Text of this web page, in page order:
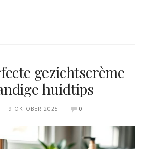
gezichtscrème
huidtips
9 OKTOBER 2025 0